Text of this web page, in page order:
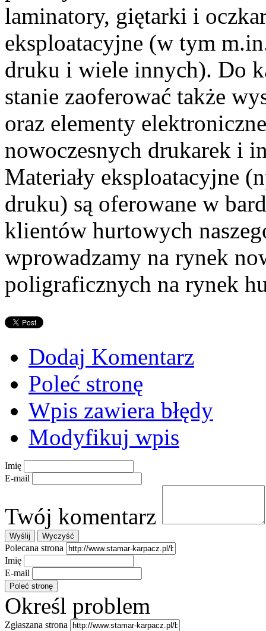
laminatory, giętarki i
eksploatacyjne (w tym
druku i wiele innych). Do
stanie zaoferować także
oraz elementy
nowoczesnych drukarek i
Materiały eksploatacyjne
druku) są oferowane w
klientów hurtowych
wprowadzamy na rynek
poligraficznych na rynek
Dodaj Komentarz
Poleć stronę
Wpis zawiera błędy
Modyfikuj wpis
Imię
E-mail
Twój komentarz
Polecana strona
Imię
E-mail
Określ problem
Zgłaszana strona